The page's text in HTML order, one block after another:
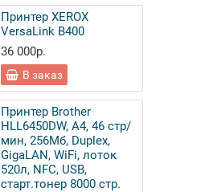
Принтер XEROX
VersaLink B400
36 000р.
В заказ
Принтер Brother
HLL6450DW, A4, 46 стр/
мин, 256Мб, Duplex,
GigaLAN, WiFi, лоток
520л, NFC, USB,
старт.тонер 8000 стр.